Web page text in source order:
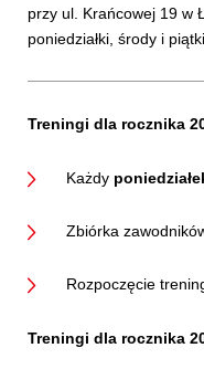
przy ul. Krańcowej 19 w
poniedziałki, środy i
Treningi dla rocznika
Każdy
Zbiórka
Rozpoczęcie
Treningi dla rocznika